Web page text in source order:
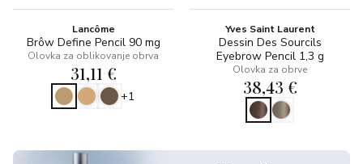
Lancôme
Brôw Define Pencil 90 mg
Olovka za oblikovanje obrva
31,11 €
+1
Yves Saint Laurent
Dessin Des Sourcils
Eyebrow Pencil 1,3 g
Olovka za obrve
38,43 €